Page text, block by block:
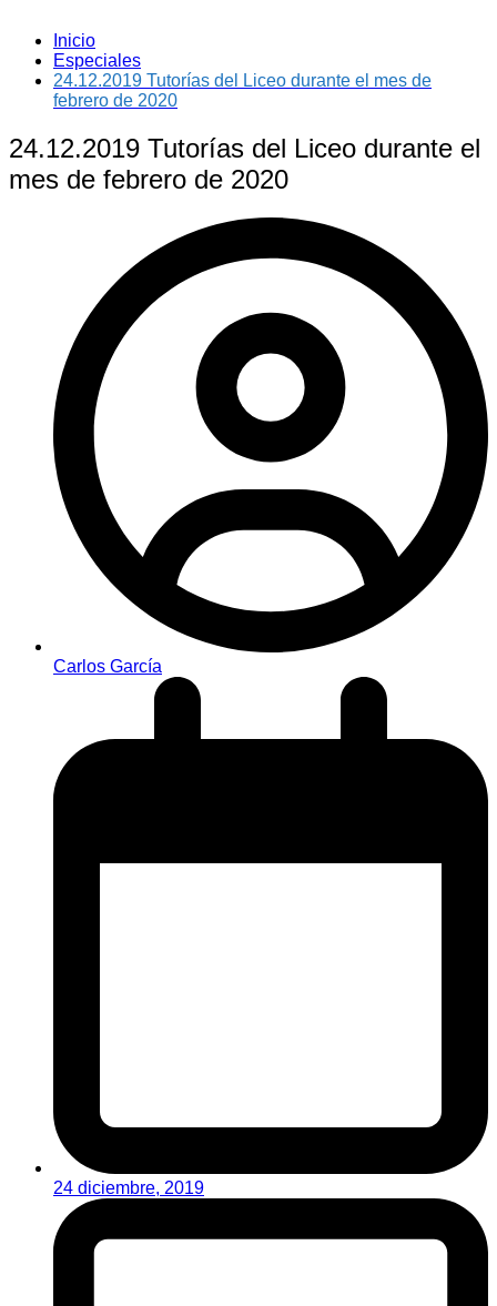
Inicio
Especiales
24.12.2019 Tutorías del Liceo durante el mes de
febrero de 2020
24.12.2019 Tutorías del Liceo durante el
mes de febrero de 2020
Carlos García
24 diciembre, 2019